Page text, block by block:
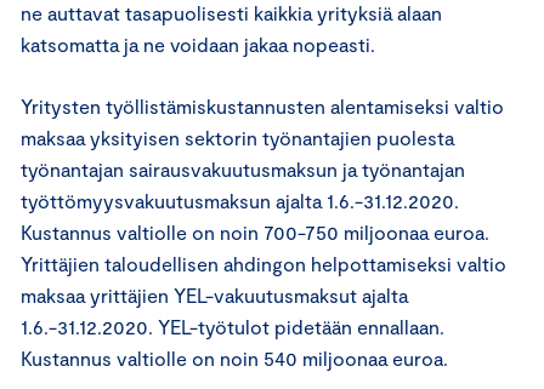
ne auttavat tasapuolisesti kaikkia yrityksiä alaan
katsomatta ja ne voidaan jakaa nopeasti.
Yritysten työllistämiskustannusten alentamiseksi valtio
maksaa yksityisen sektorin työnantajien puolesta
työnantajan sairausvakuutusmaksun ja työnantajan
työttömyysvakuutusmaksun ajalta 1.6.-31.12.2020.
Kustannus valtiolle on noin 700-750 miljoonaa euroa.
Yrittäjien taloudellisen ahdingon helpottamiseksi valtio
maksaa yrittäjien YEL-vakuutusmaksut ajalta
1.6.-31.12.2020. YEL-työtulot pidetään ennallaan.
Kustannus valtiolle on noin 540 miljoonaa euroa.